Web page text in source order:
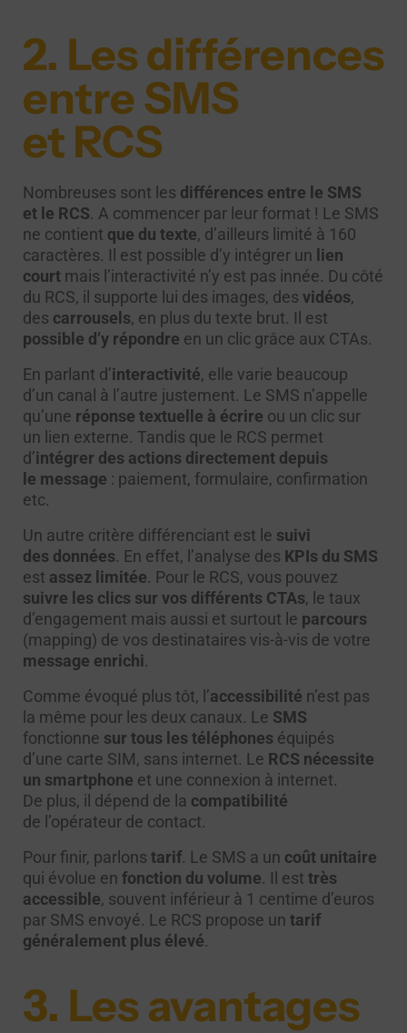
2. Les différences
entre SMS
et RCS
Nombreuses sont les différences entre le SMS
et le RCS. A commencer par leur format ! Le SMS
ne contient que du texte, d’ailleurs limité à 160
caractères. Il est possible d’y intégrer un lien
court mais l’interactivité n’y est pas innée. Du côté
du RCS, il supporte lui des images, des vidéos,
des carrousels, en plus du texte brut. Il est
possible d’y répondre en un clic grâce aux CTAs.
En parlant d’interactivité, elle varie beaucoup
d’un canal à l’autre justement. Le SMS n’appelle
qu’une réponse textuelle à écrire ou un clic sur
un lien externe. Tandis que le RCS permet
d’intégrer des actions directement depuis
le message : paiement, formulaire, confirmation
etc.
Un autre critère différenciant est le suivi
des données. En effet, l’analyse des KPIs du SMS
est assez limitée. Pour le RCS, vous pouvez
suivre les clics sur vos différents CTAs, le taux
d’engagement mais aussi et surtout le parcours
(mapping) de vos destinataires vis-à-vis de votre
message enrichi.
Comme évoqué plus tôt, l’accessibilité n’est pas
la même pour les deux canaux. Le SMS
fonctionne sur tous les téléphones équipés
d’une carte SIM, sans internet. Le RCS nécessite
un smartphone et une connexion à internet.
De plus, il dépend de la compatibilité
de l’opérateur de contact.
Pour finir, parlons tarif. Le SMS a un coût unitaire
qui évolue en fonction du volume. Il est très
accessible, souvent inférieur à 1 centime d’euros
par SMS envoyé. Le RCS propose un tarif
généralement plus élevé.
3. Les avantages